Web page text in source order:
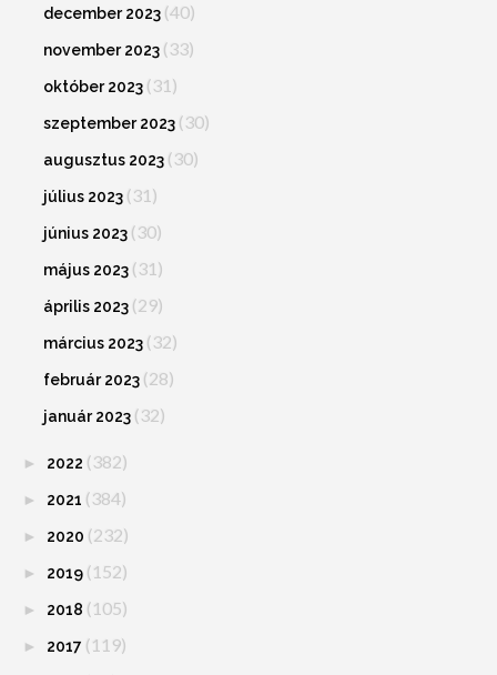
december 2023 (40)
november 2023 (33)
október 2023 (31)
szeptember 2023 (30)
augusztus 2023 (30)
július 2023 (31)
június 2023 (30)
május 2023 (31)
április 2023 (29)
március 2023 (32)
február 2023 (28)
január 2023 (32)
► 2022 (382)
► 2021 (384)
► 2020 (232)
► 2019 (152)
► 2018 (105)
► 2017 (119)